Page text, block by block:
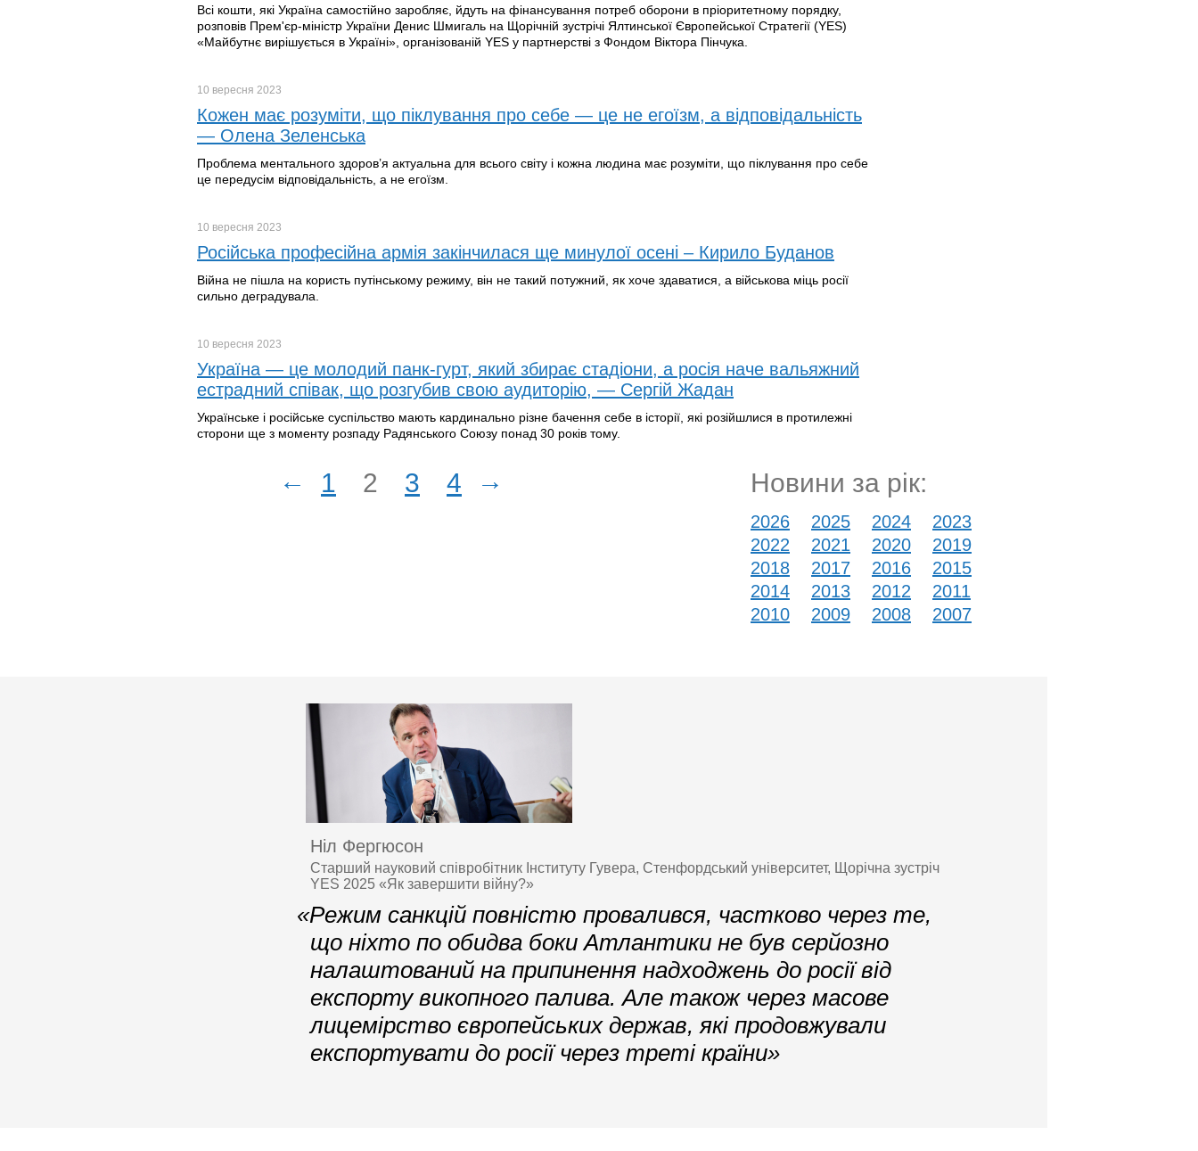
Всі кошти, які Україна самостійно заробляє, йдуть на фінансування потреб оборони в пріоритетному порядку,
розповів Прем'єр-міністр України Денис Шмигаль на Щорічній зустрічі Ялтинської Європейської Стратегії (YES)
«Майбутнє вирішується в Україні», організованій YES у партнерстві з Фондом Віктора Пінчука.
10 вересня 2023
Кожен має розуміти, що піклування про себе — це не егоїзм, а відповідальність
— Олена Зеленська
Проблема ментального здоров’я актуальна для всього світу і кожна людина має розуміти, що піклування про себе
це передусім відповідальність, а не егоїзм.
10 вересня 2023
Російська професійна армія закінчилася ще минулої осені – Кирило Буданов
Війна не пішла на користь путінському режиму, він не такий потужний, як хоче здаватися, а військова міць росії
сильно деградувала.
10 вересня 2023
Україна — це молодий панк-гурт, який збирає стадіони, а росія наче вальяжний
естрадний співак, що розгубив свою аудиторію, — Сергій Жадан
Українське і російське суспільство мають кардинально різне бачення себе в історії, які розійшлися в протилежні
сторони ще з моменту розпаду Радянського Союзу понад 30 років тому.
← 1 2 3 4 → Новини за рік:
2026 2025 2024
2023
2022
2021 2020
2019
2018
2017 2016
2015
2014
2013 2012
2011
2010
2009 2008 2007
Ніл Фергюсон
Старший науковий співробітник Інституту Гувера, Стенфордський університет, Щорічна зустріч
YES 2025 «Як завершити війну?»
«Режим санкцій повністю провалився, частково через те,
що ніхто по обидва боки Атлантики не був серйозно
налаштований на припинення надходжень до росії від
експорту викопного палива. Але також через масове
лицемірство європейських держав, які продовжували
експортувати до росії через треті країни»